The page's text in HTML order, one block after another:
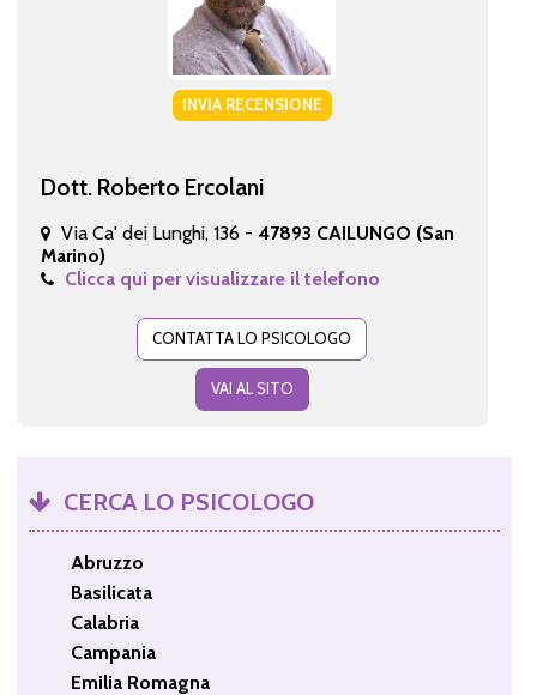
INVIA RECENSIONE
Dott. Roberto Ercolani
Via Ca' dei Lunghi, 136 - 47893 CAILUNGO (San
Marino)
Clicca qui per visualizzare il telefono
CONTATTA LO PSICOLOGO
VAI AL SITO
CERCA LO PSICOLOGO
Abruzzo
Basilicata
Calabria
Campania
Emilia Romagna